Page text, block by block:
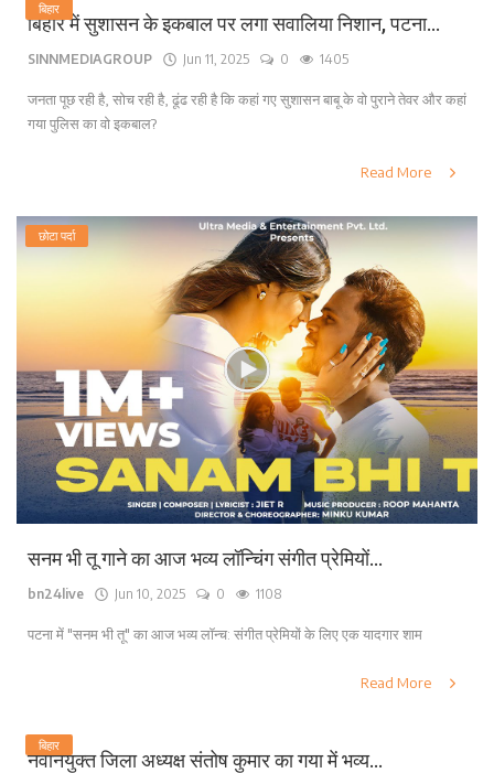
बिहार
बिहार में सुशासन के इकबाल पर लगा सवालिया निशान, पटना...
SINNMEDIAGROUP Jun 11, 2025 0 1405
जनता पूछ रही है, सोच रही है, ढूंढ रही है कि कहां गए सुशासन बाबू के वो पुराने तेवर और कहां
गया पुलिस का वो इकबाल?
Read More
छोटा पर्दा
सनम भी तू गाने का आज भव्य लॉन्चिंग संगीत प्रेमियों...
bn24live Jun 10, 2025 0 1108
पटना में "सनम भी तू" का आज भव्य लॉन्च: संगीत प्रेमियों के लिए एक यादगार शाम
Read More
बिहार
नवनियुक्त जिला अध्यक्ष संतोष कुमार का गया में भव्य...